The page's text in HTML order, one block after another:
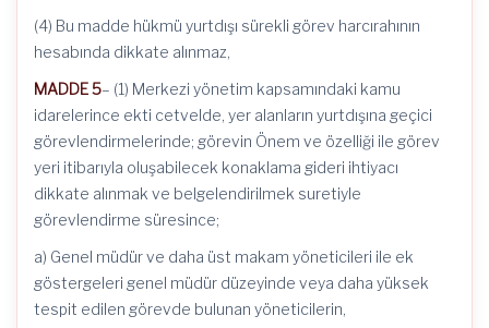
(4) Bu madde hükmü yurtdışı sürekli görev harcırahının
hesabında dikkate alınmaz,
MADDE 5– (1) Merkezi yönetim kapsamındaki kamu
idarelerince ekti cetvelde, yer alanların yurtdışına geçici
görevlendirmelerinde; görevin Önem ve özelliği ile görev
yeri itibarıyla oluşabilecek konaklama gideri ihtiyacı
dikkate alınmak ve belgelendirilmek suretiyle
görevlendirme süresince;
a) Genel müdür ve daha üst makam yöneticileri ile ek
göstergeleri genel müdür düzeyinde veya daha yüksek
tespit edilen görevde bulunan yöneticilerin,